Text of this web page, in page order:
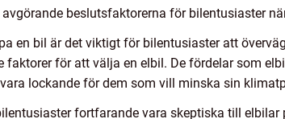
beslutsfaktorerna för bilentusiaster
en bil är det viktigt för bilentusiaster att
faktorer för att välja en elbil. De fördelar som
lockande för dem som vill minska sin
fortfarande vara skeptiska till